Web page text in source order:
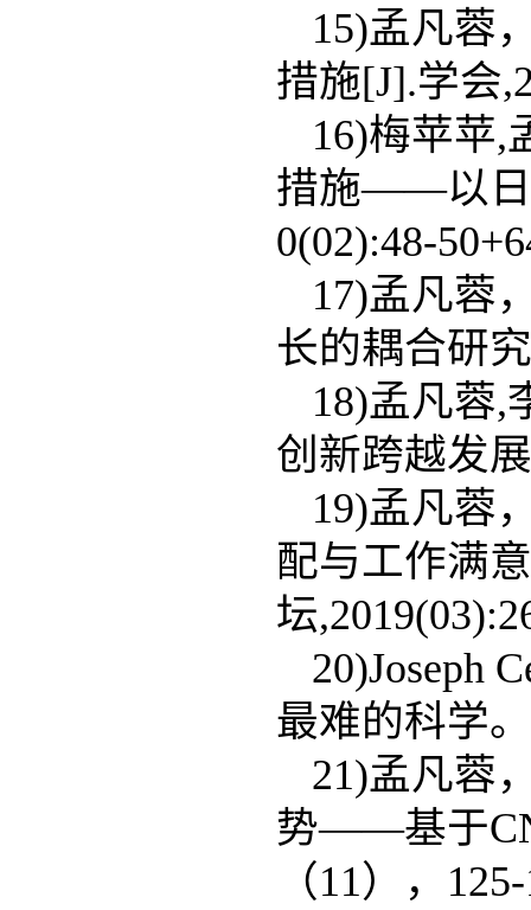
15)孟凡蓉
措施[J].学会
16)梅苹苹,
措施——以日
0(02):48-
17)孟凡蓉
长的耦合研
18)孟凡蓉,
创新跨越发
19)孟凡蓉
配与工作满
坛
20)Joseph
最难的科学
21)孟凡蓉
势——基于
（11），